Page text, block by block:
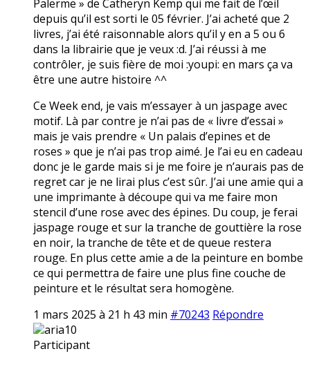
Palerme » de Catheryn Kemp qui me fait de l’œil
depuis qu’il est sorti le 05 février. J’ai acheté que 2
livres, j’ai été raisonnable alors qu’il y en a 5 ou 6
dans la librairie que je veux :d. J’ai réussi à me
contrôler, je suis fière de moi :youpi: en mars ça va
être une autre histoire ^^
Ce Week end, je vais m’essayer à un jaspage avec
motif. Là par contre je n’ai pas de « livre d’essai »
mais je vais prendre « Un palais d’epines et de
roses » que je n’ai pas trop aimé. Je l’ai eu en cadeau
donc je le garde mais si je me foire je n’aurais pas de
regret car je ne lirai plus c’est sûr. J’ai une amie qui a
une imprimante à découpe qui va me faire mon
stencil d’une rose avec des épines. Du coup, je ferai
jaspage rouge et sur la tranche de gouttière la rose
en noir, la tranche de tête et de queue restera
rouge. En plus cette amie a de la peinture en bombe
ce qui permettra de faire une plus fine couche de
peinture et le résultat sera homogène.
1 mars 2025 à 21 h 43 min #70243 Répondre
aria10
Participant